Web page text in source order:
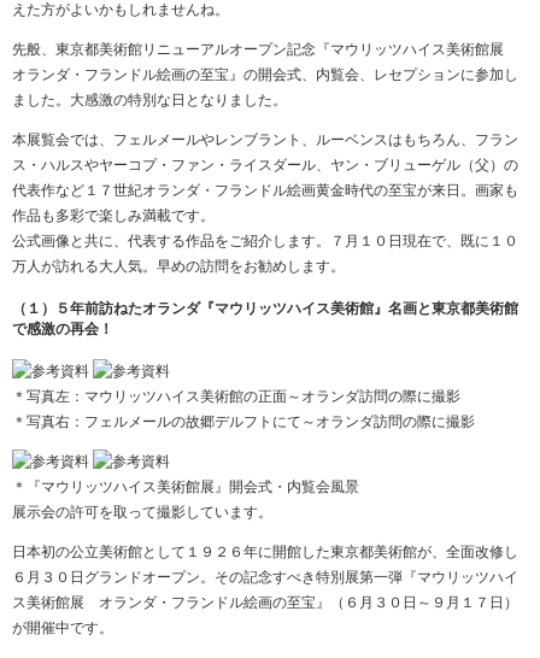
えた方がよいかもしれませんね。
先般、東京都美術館リニューアルオープン記念『マウリッツハイス美術館展
オランダ・フランドル絵画の至宝』の開会式、内覧会、レセプションに参加し
ました。大感激の特別な日となりました。
本展覧会では、フェルメールやレンブラント、ルーベンスはもちろん、フラン
ス・ハルスやヤーコプ・ファン・ライスダール、ヤン・ブリューゲル（父）の
代表作など１７世紀オランダ・フランドル絵画黄金時代の至宝が来日。画家も
作品も多彩で楽しみ満載です。
公式画像と共に、代表する作品をご紹介します。７月１０日現在で、既に１０
万人が訪れる大人気。早めの訪問をお勧めします。
（１）５年前訪ねたオランダ『マウリッツハイス美術館』名画と東京都美術館
で感激の再会！
＊写真左：マウリッツハイス美術館の正面～オランダ訪問の際に撮影
＊写真右：フェルメールの故郷デルフトにて～オランダ訪問の際に撮影
＊『マウリッツハイス美術館展』開会式・内覧会風景
展示会の許可を取って撮影しています。
日本初の公立美術館として１９２６年に開館した東京都美術館が、全面改修し
６月３０日グランドオープン。その記念すべき特別展第一弾『マウリッツハイ
ス美術館展 オランダ・フランドル絵画の至宝』（６月３０日～９月１７日）
が開催中です。